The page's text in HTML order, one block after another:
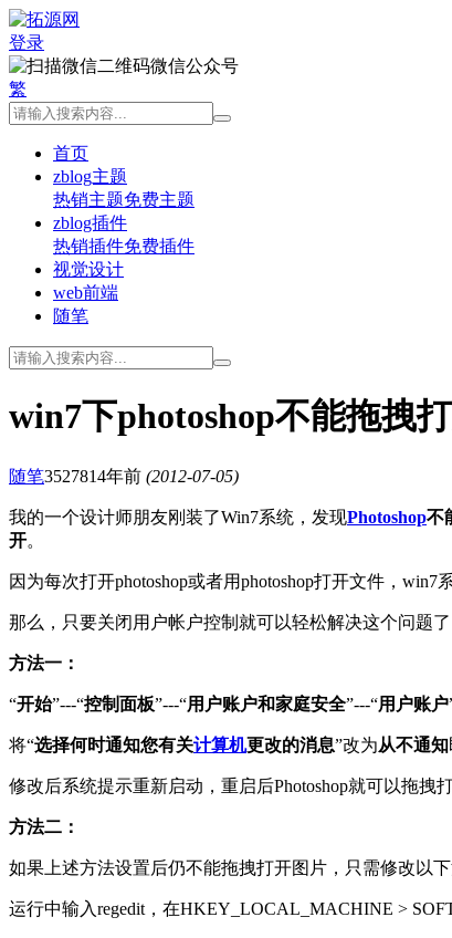
登录
微信公众号
繁
首页
zblog主题
热销主题免费主题
zblog插件
热销插件免费插件
视觉设计
web前端
随笔
win7下photoshop不能拖拽
随笔3527814年前 (2012-07-05)
我的一个设计师朋友刚装了Win7系统，发现Photoshop不
开。
因为每次打开photoshop或者用photoshop打开文件，
那么，只要关闭用户帐户控制就可以轻松解决这个问题
方法一：
“开始”---“控制面板”---“用户账户和家庭安全”---“用户账户
将“选择何时通知您有关计算机更改的消息”改为从不通知
修改后系统提示重新启动，重启后Photoshop就可以拖拽
方法二：
如果上述方法设置后仍不能拖拽打开图片，只需修改以
运行中输入regedit，在HKEY_LOCAL_MACHINE >